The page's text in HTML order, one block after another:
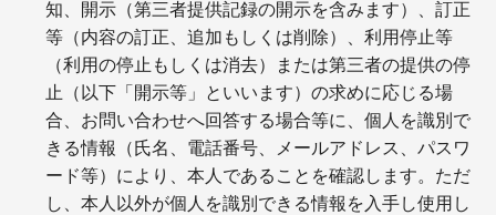
知、開示（第三者提供記録の開示を含みます）、訂正
等（内容の訂正、追加もしくは削除）、利用停止等
（利用の停止もしくは消去）または第三者の提供の停
止（以下「開示等」といいます）の求めに応じる場
合、お問い合わせへ回答する場合等に、個人を識別で
きる情報（氏名、電話番号、メールアドレス、パスワ
ード等）により、本人であることを確認します。ただ
し、本人以外が個人を識別できる情報を入手し使用し